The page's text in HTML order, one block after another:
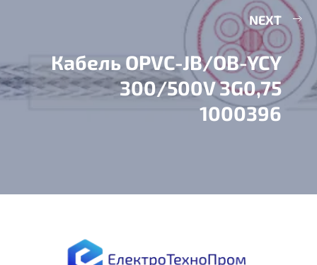
NEXT
Кабель OPVC-JB/OB-YCY
300/500V 3G0,75
1000396